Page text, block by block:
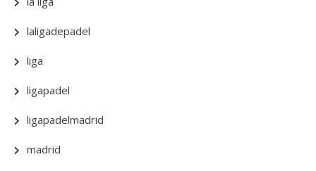
laligadepadel
liga
ligapadel
ligapadelmadrid
madrid